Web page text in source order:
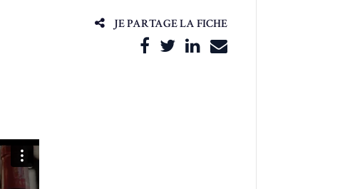
JE PARTAGE LA FICHE